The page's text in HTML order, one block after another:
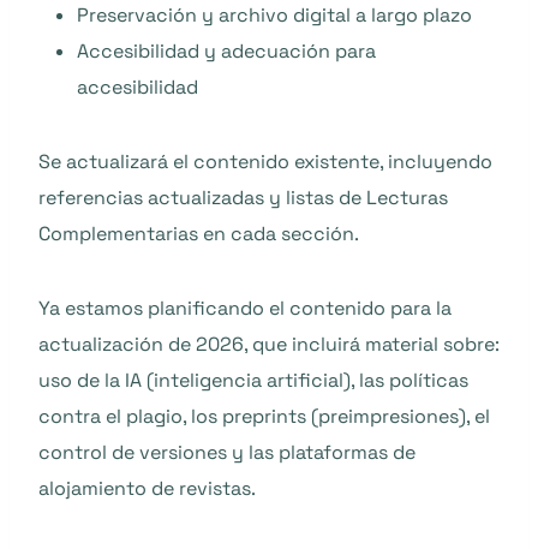
Preservación y archivo digital a largo plazo
Accesibilidad y adecuación para
accesibilidad
Se actualizará el contenido existente, incluyendo
referencias actualizadas y listas de Lecturas
Complementarias en cada sección.
Ya estamos planificando el contenido para la
actualización de 2026, que incluirá material sobre:
uso de la IA (inteligencia artificial), las políticas
contra el plagio, los preprints (preimpresiones), el
control de versiones y las plataformas de
alojamiento de revistas.